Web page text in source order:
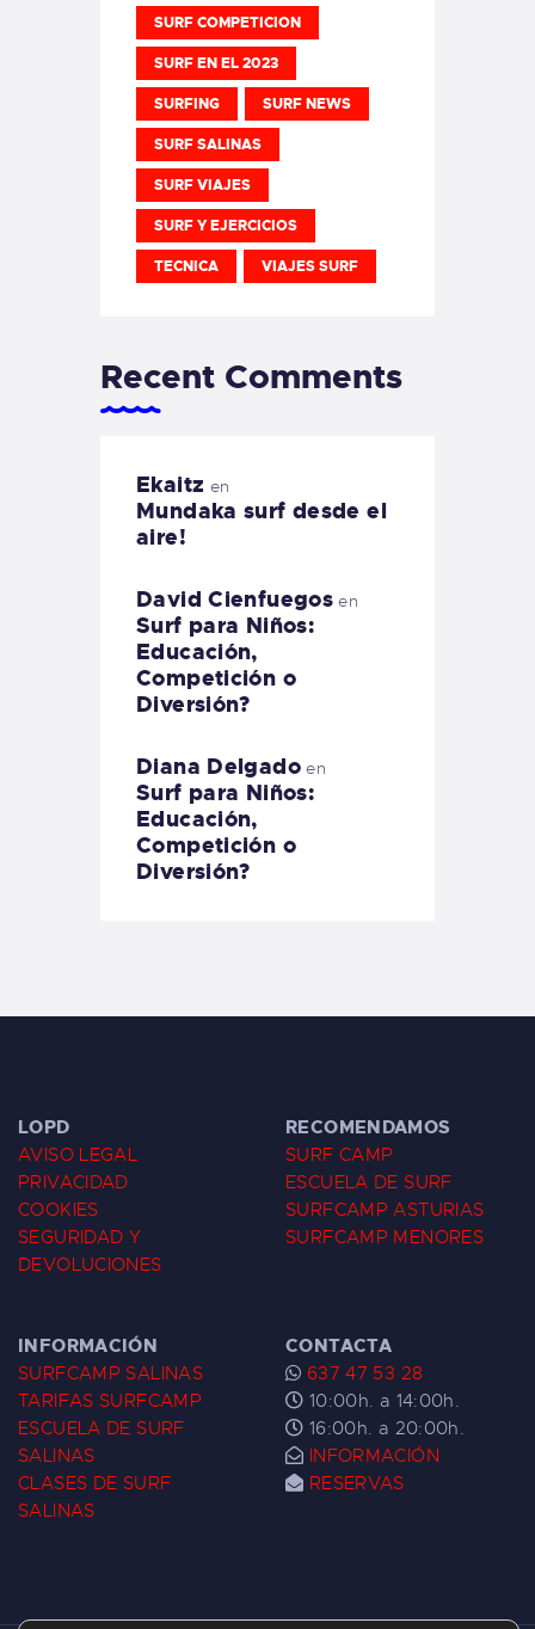
SURF COMPETICION
SURF EN EL 2023
SURFING SURF NEWS
SURF SALINAS
SURF VIAJES
SURF Y EJERCICIOS
TECNICA VIAJES SURF
Recent Comments
Ekaitz en
Mundaka surf desde el
aire!
David Cienfuegos en
Surf para Niños:
Educación,
Competición o
Diversión?
Diana Delgadoen
Surf para Niños:
Educación,
Competición o
Diversión?
LOPD
AVISO LEGAL
PRIVACIDAD
COOKIES
SEGURIDAD Y
DEVOLUCIONES
RECOMENDAMOS
SURF CAMP
ESCUELA DE SURF
SURFCAMP ASTURIAS
SURFCAMP MENORES
INFORMACIÓN
SURFCAMP SALINAS
TARIFAS SURFCAMP
ESCUELA DE SURF
SALINAS
CLASES DE SURF
SALINAS
CONTACTA
637 47 53 28
10:00h. a 14:00h.
16:00h. a 20:00h.
INFORMACIÓN
RESERVAS